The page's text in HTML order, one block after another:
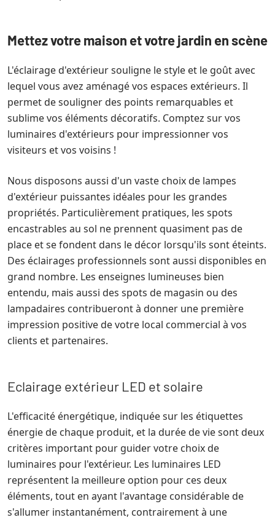
Mettez votre maison et votre jardin en scène
L'éclairage d'extérieur souligne le style et le goût avec
lequel vous avez aménagé vos espaces extérieurs. Il
permet de souligner des points remarquables et
sublime vos éléments décoratifs. Comptez sur vos
luminaires d'extérieurs pour impressionner vos
visiteurs et vos voisins !
Nous disposons aussi d'un vaste choix de lampes
d'extérieur puissantes idéales pour les grandes
propriétés. Particulièrement pratiques, les spots
encastrables au sol ne prennent quasiment pas de
place et se fondent dans le décor lorsqu'ils sont éteints.
Des éclairages professionnels sont aussi disponibles en
grand nombre. Les enseignes lumineuses bien
entendu, mais aussi des spots de magasin ou des
lampadaires contribueront à donner une première
impression positive de votre local commercial à vos
clients et partenaires.
Eclairage extérieur LED et solaire
L'efficacité énergétique, indiquée sur les étiquettes
énergie de chaque produit, et la durée de vie sont deux
critères important pour guider votre choix de
luminaires pour l'extérieur. Les luminaires LED
représentent la meilleure option pour ces deux
éléments, tout en ayant l'avantage considérable de
s'allumer instantanément, contrairement à une